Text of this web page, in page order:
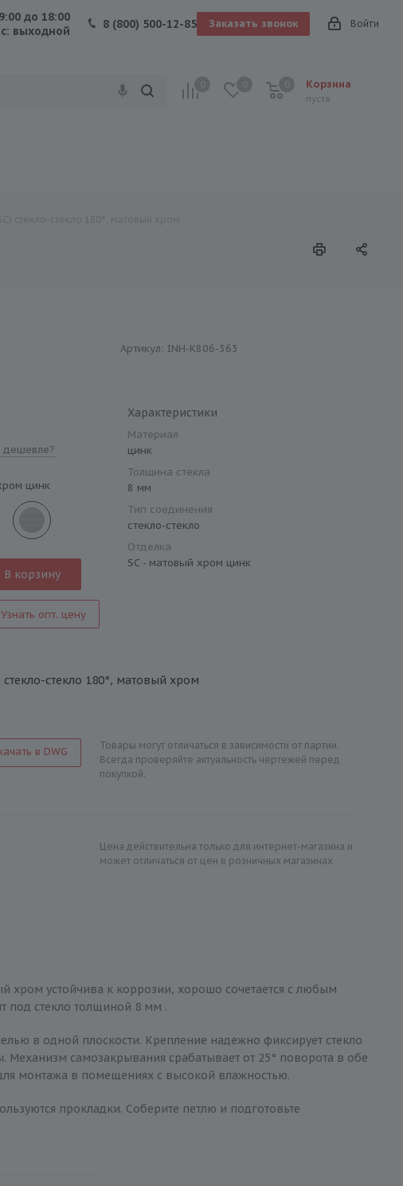
Войти
8 (800) 500-12-85 Заказать звонок
до 18:00
выходной
0 0 Корзина
0
пуста
0
Артикул: INH-K806-363
цинк
В корзину
Узнать опт. цену
Характеристики
Материал
цинк
Толщина стекла
8 мм
Тип соединения
стекло-стекло
Отделка
SC - матовый хром цинк
стекло-стекло 180°, матовый хром
в DWG
Товары могут отличаться в зависимости от партии.
Всегда проверяйте актуальность чертежей перед
покупкой.
Цена действительна только для интернет-магазина и
может отличаться от цен в розничных магазинах
хром устойчива к коррозии, хорошо сочетается с любым
под стекло толщиной 8 мм .
в одной плоскости. Крепление надежно фиксирует стекло
самозакрывания срабатывает от 25° поворота в обе
монтажа в помещениях с высокой влажностью.
прокладки. Соберите петлю и подготовьте